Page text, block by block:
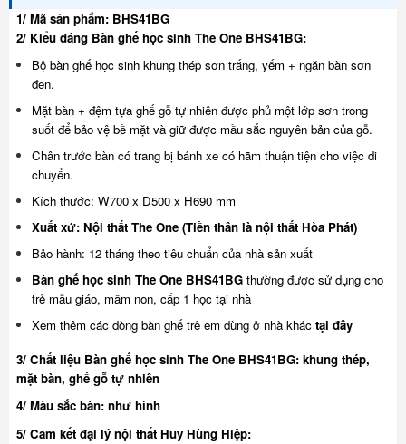
1/ Mã sản phẩm: BHS41BG
2/ Kiểu dáng Bàn ghế học sinh The One BHS41BG:
Bộ bàn ghế học sinh khung thép sơn trắng, yếm + ngăn bàn sơn
đen.
Mặt bàn + đệm tựa ghế gỗ tự nhiên được phủ một lớp sơn trong
suốt để bảo vệ bề mặt và giữ được mầu sắc nguyên bản của gỗ.
Chân trước bàn có trang bị bánh xe có hãm thuận tiện cho việc di
chuyển.
Kích thước: W700 x D500 x H690 mm
Xuất xứ: Nội thất The One (Tiền thân là nội thất Hòa Phát)
Bảo hành: 12 tháng theo tiêu chuẩn của nhà sản xuất
Bàn ghế học sinh The One BHS41BG thường được sử dụng cho
trẻ mẫu giáo, mầm non, cấp 1 học tại nhà
Xem thêm các dòng bàn ghế trẻ em dùng ở nhà khác tại đây
3/ Chất liệu Bàn ghế học sinh The One BHS41BG: khung thép,
mặt bàn, ghế gỗ tự nhiên
4/ Màu sắc bàn: như hình
5/ Cam kết đại lý nội thất Huy Hùng Hiệp: